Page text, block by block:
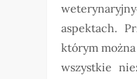
aspektach.
którym
wszystkie